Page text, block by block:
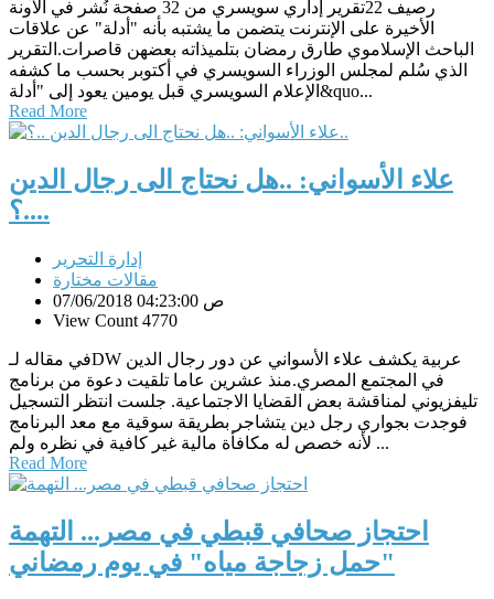
رصيف 22تقرير إداري سويسري من 32 صفحة نُشر في الآونة
الأخيرة على الإنترنت يتضمن ما يشتبه بأنه "أدلة" عن علاقات
الباحث الإسلاموي طارق رمضان بتلميذاته بعضهن قاصرات.التقرير
الذي سُلم لمجلس الوزراء السويسري في أكتوبر بحسب ما كشفه
الإعلام السويسري قبل يومين يعود إلى "أدلة&quo...
Read More
علاء الأسواني: ..هل نحتاج الى رجال الدين
..؟..
إدارة التحرير
مقالات مختارة
07/06/2018 04:23:00 ص
View Count 4770
في مقاله لـDW عربية يكشف علاء الأسواني عن دور رجال الدين
في المجتمع المصري.منذ عشرين عاما تلقيت دعوة من برنامج
تليفزيوني لمناقشة بعض القضايا الاجتماعية. جلست انتظر التسجيل
فوجدت بجواري رجل دين يتشاجر بطريقة سوقية مع معد البرنامج
لأنه خصص له مكافأة مالية غير كافية في نظره ولم ...
Read More
احتجاز صحافي قبطي في مصر... التهمة
"حمل زجاجة مياه" في يوم رمضاني